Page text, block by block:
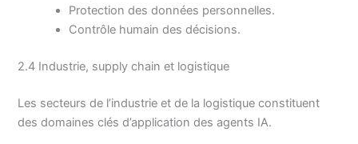
Protection des données personnelles.
Contrôle humain des décisions.
2.4 Industrie, supply chain et logistique
Les secteurs de l’industrie et de la logistique constituent
des domaines clés d’application des agents IA.